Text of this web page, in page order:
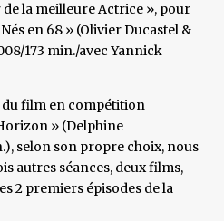
la meilleure Actrice », pour
en 68 » (Olivier Ducastel &
173 min./avec Yannick
du film en compétition
» (Delphine
selon son propre choix, nous
autres séances, deux films,
2 premiers épisodes de la